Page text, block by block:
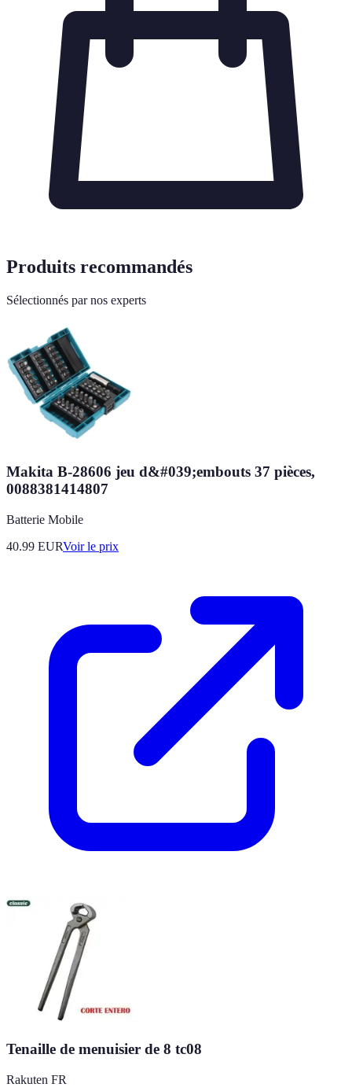
Produits recommandés
Sélectionnés par nos experts
Makita B-28606 jeu d&#039;embouts 37 pièces,
0088381414807
Batterie Mobile
40.99 EURVoir le prix
Tenaille de menuisier de 8 tc08
Rakuten FR